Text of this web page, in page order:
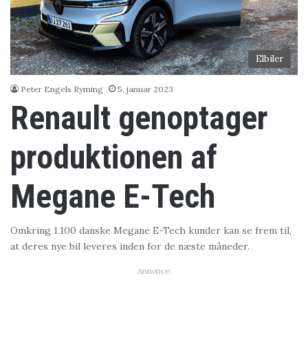
Elbiler
Peter Engels Ryming 5. januar 2023
Renault genoptager
produktionen af
Megane E-Tech
Omkring 1.100 danske Megane E-Tech kunder kan se frem til,
at deres nye bil leveres inden for de næste måneder.
Annonce: